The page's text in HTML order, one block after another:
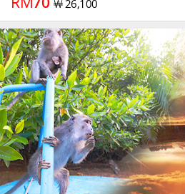
￦26,100